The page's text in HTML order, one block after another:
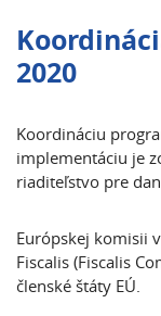
2020
Koordináciu
implementáciu je
riaditeľstvo pre
Európskej komisii
Fiscalis (Fiscalis
členské štáty EÚ.